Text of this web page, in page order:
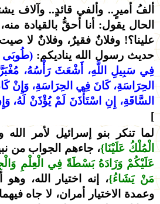
ألفُ أميرٍ.. وألفي قائدٍ.. وآلاف
الحال يقول: أنا أحقُّ بالقيادة
علينا؟! وفلانٌ فقيرٌ، وفلانٌ لا
حديث رسول الله يناديكم:(طُوبَى
فِي سَبِيلِ اللَّهِ، أَشْعَثَ رَأْسُهُ،
الحِرَاسَةِ، كَانَ فِي الحِرَاسَةِ، وَإِنْ
السَّاقَةِ، إِنِ اسْتَأْذَنَ لَمْ يُؤْذَنْ لَهُ،
]
لما تنكر بنو إسرائيل لأمر الله
الْمُلْكُ عَلَيْنَا}، جاءهم الجواب من
عَلَيْكُمْ وَزَادَهُ بَسْطَةً فِي الْعِلْمِ
مَنْ يَشَاءُ}، إنه اختيار الله،
وعمدة الاختيار أمران، لا جاه